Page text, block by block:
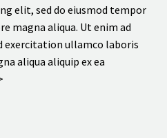
elit, sed do eiusmod tempor
magna aliqua. Ut enim ad
exercitation ullamco laboris
aliqua aliquip ex ea